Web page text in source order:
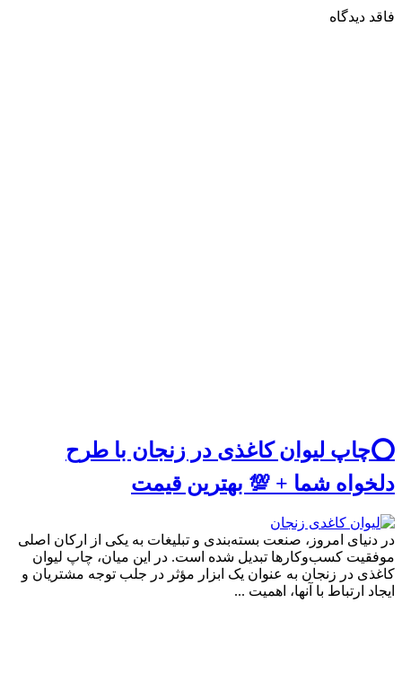
فاقد دیدگاه
⭕️چاپ لیوان کاغذی در زنجان با طرح
دلخواه شما + 💯 بهترین قیمت
در دنیای امروز، صنعت بسته‌بندی و تبلیغات به یکی از ارکان اصلی
موفقیت کسب‌وکارها تبدیل شده است. در این میان، چاپ لیوان
کاغذی در زنجان به عنوان یک ابزار مؤثر در جلب توجه مشتریان و
ایجاد ارتباط با آنها، اهمیت ...